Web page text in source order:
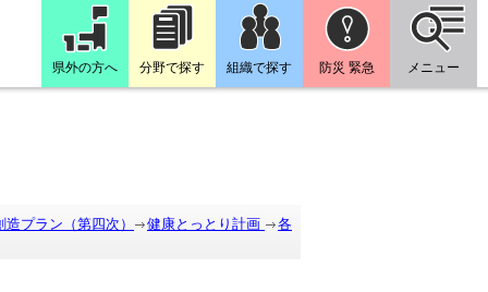
県外の方へ 分野で探す 組織で探す 防災 緊急 メニュー
プラン（第四次） 健康とっとり計画 各